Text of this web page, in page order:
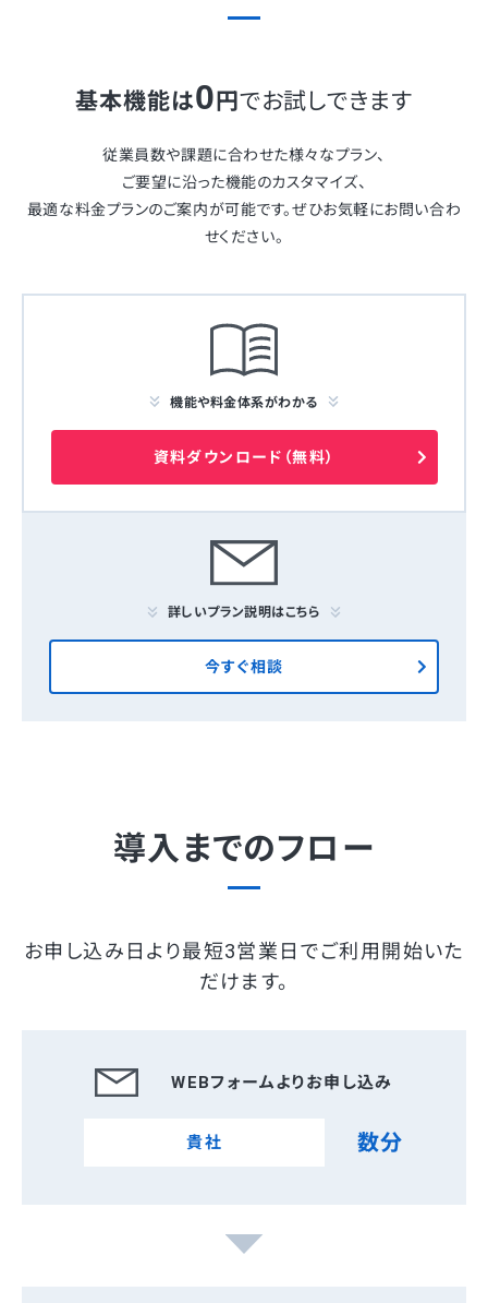
基本機能は0円でお試しできます
従業員数や課題に合わせた様々なプラン、
ご要望に沿った機能のカスタマイズ、
最適な料金プランのご案内が可能です。ぜひお気軽にお問い合わ
せください。
機能や料金体系がわかる
資料ダウンロード（無料）
詳しいプラン説明はこちら
今すぐ相談
導入までのフロー
お申し込み日より最短3営業日でご利用開始いた
だけます。
WEBフォームよりお申し込み
貴社 数分